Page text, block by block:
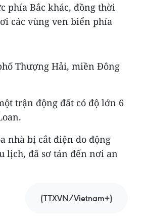
phía Bắc khác, đồng thời
các vùng ven biển phía
Thượng Hải, miền Đông
trận động đất có độ lớn 6
nhà bị cắt điện do động
lịch, đã sơ tán đến nơi an
(TTXVN/Vietnam+)